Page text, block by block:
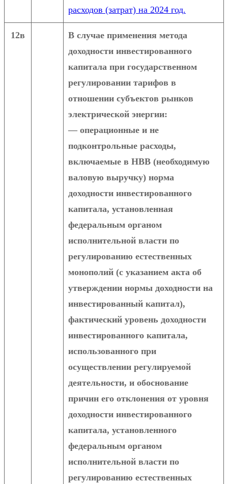
расходов (затрат) на 2024 год.
12в
В случае применения метода
доходности инвестированного
капитала при государственном
регулировании тарифов в
отношении субъектов рынков
электрической энергии:
— операционные и не
подконтрольные расходы,
включаемые в НВВ (необходимую
валовую выручку) норма
доходности инвестированного
капитала, установленная
федеральным органом
исполнительной власти по
регулированию естественных
монополий (с указанием акта об
утверждении нормы доходности на
инвестированный капитал),
фактический уровень доходности
инвестированного капитала,
использованного при
осуществлении регулируемой
деятельности, и обоснование
причин его отклонения от уровня
доходности инвестированного
капитала, установленного
федеральным органом
исполнительной власти по
регулированию естественных